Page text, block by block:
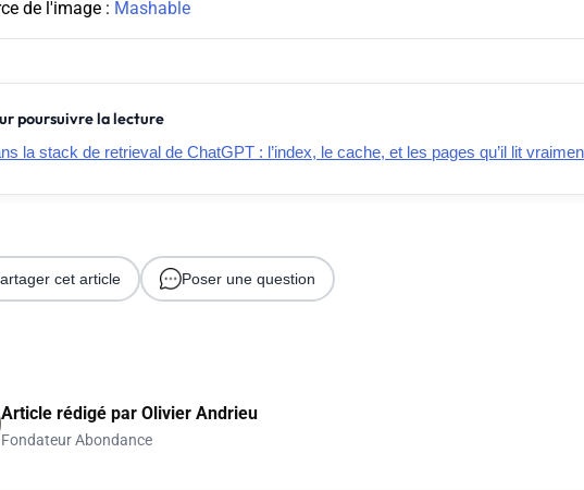
de l'image : Mashable
poursuivre la lecture
la stack de retrieval de ChatGPT : l’index, le cache, et les pages qu’il lit
cet article Poser une question
Article rédigé par Olivier Andrieu
Fondateur Abondance